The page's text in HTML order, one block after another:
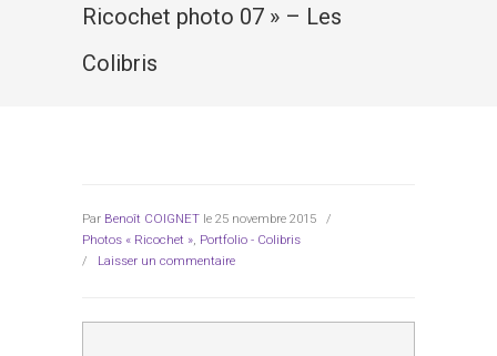
Ricochet photo 07 » – Les
Colibris
Par Benoît COIGNET le 25 novembre 2015
/
Photos « Ricochet », Portfolio - Colibris
/ Laisser un commentaire